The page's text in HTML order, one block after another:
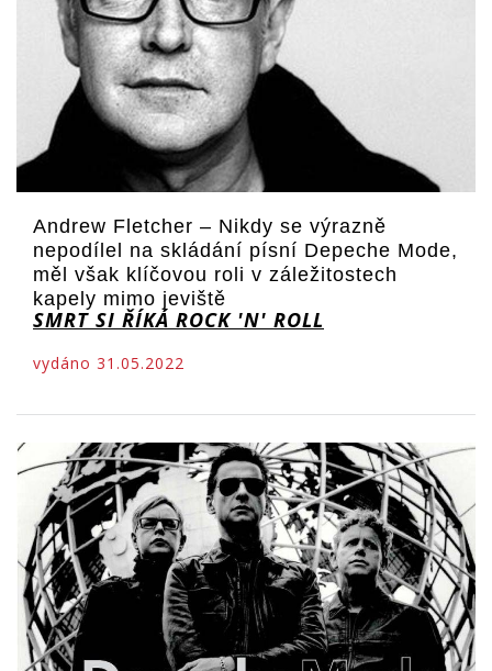
Andrew Fletcher – Nikdy se výrazně
nepodílel na skládání písní Depeche Mode,
měl však klíčovou roli v záležitostech
kapely mimo jeviště
SMRT SI ŘÍKÁ ROCK 'N' ROLL
vydáno 31.05.2022